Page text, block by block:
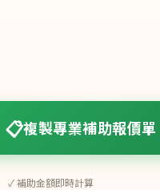
📋複製專業補助報價單
✓ 補助金額即時計算